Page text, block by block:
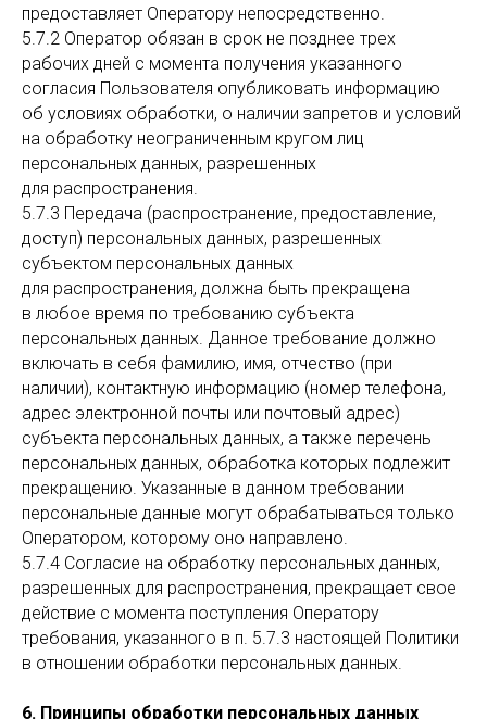
предоставляет Оператору непосредственно.
5.7.2 Оператор обязан в срок не позднее трех
рабочих дней с момента получения указанного
согласия Пользователя опубликовать информацию
об условиях обработки, о наличии запретов и условий
на обработку неограниченным кругом лиц
персональных данных, разрешенных
для распространения.
5.7.3 Передача (распространение, предоставление,
доступ) персональных данных, разрешенных
субъектом персональных данных
для распространения, должна быть прекращена
в любое время по требованию субъекта
персональных данных. Данное требование должно
включать в себя фамилию, имя, отчество (при
наличии), контактную информацию (номер телефона,
адрес электронной почты или почтовый адрес)
субъекта персональных данных, а также перечень
персональных данных, обработка которых подлежит
прекращению. Указанные в данном требовании
персональные данные могут обрабатываться только
Оператором, которому оно направлено.
5.7.4 Согласие на обработку персональных данных,
разрешенных для распространения, прекращает свое
действие с момента поступления Оператору
требования, указанного в п. 5.7.3 настоящей Политики
в отношении обработки персональных данных.
6. Принципы обработки персональных данных